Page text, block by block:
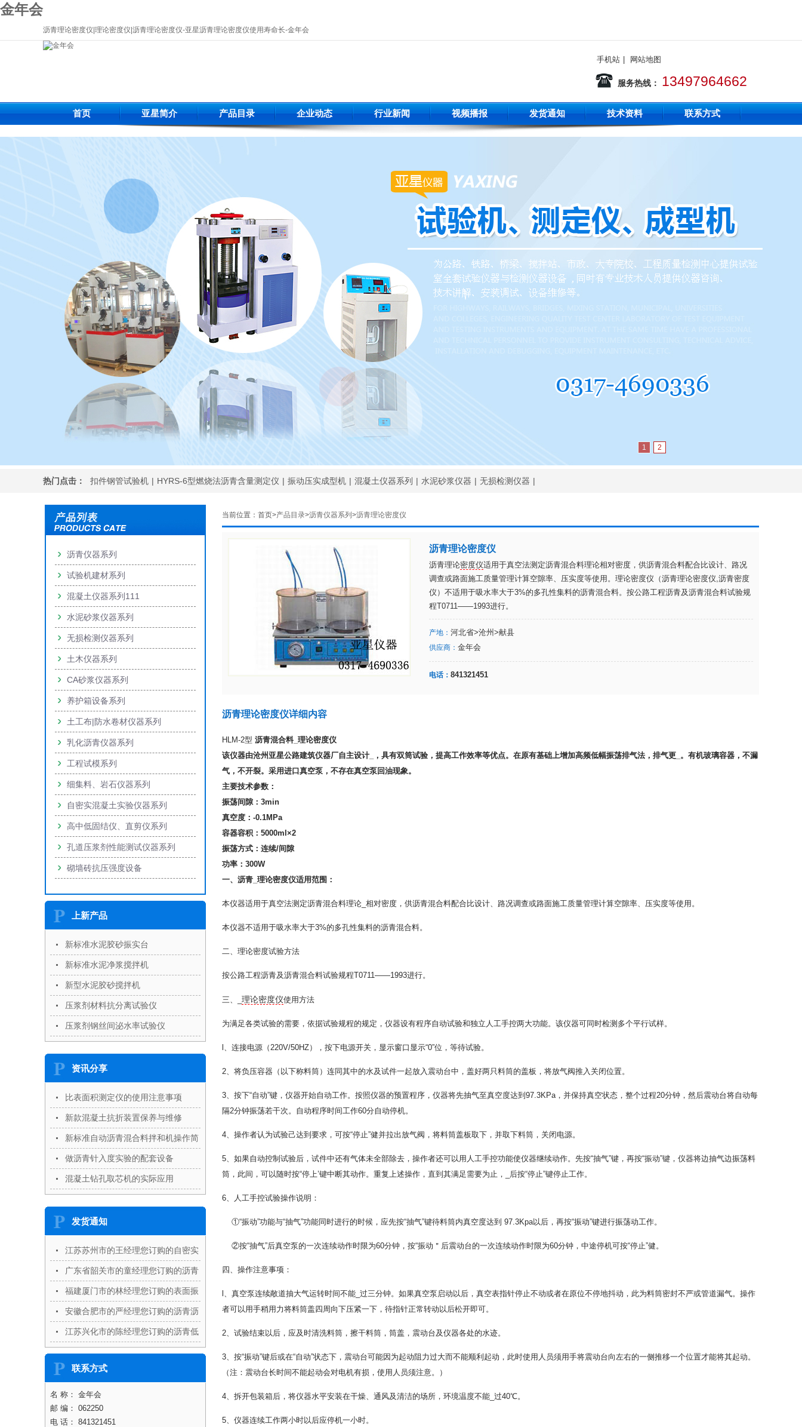
金年会
沥青理论密度仪|理论密度仪|沥青理论密度仪-亚星沥青理论密度仪使用寿命长-金年会
手机站 网站地图
服务热线： 13497964662
首页 亚星简介 产品目录 企业动态 行业新闻 视频播报 发货通知 技术资料 联系方式
1 2
热门点击： 扣件钢管试验机 | HYRS-6型燃烧法沥青含量测定仪 | 振动压实成型机 | 混凝土仪器系列 | 水泥砂浆仪器 | 无损检测仪器 |
当前位置： 首页>产品目录>沥青仪器系列 >沥青理论密度仪
沥青理论密度仪
沥青理论密度仪适用于真空法测定沥青混合料理论相对密度，供沥青混合料配合比设计、路况
调查或路面施工质量管理计算空隙率、压实度等使用。 理论密度仪 （沥青理论密度仪,沥青密度
仪）不适用于吸水率大于3%的多孔性集料的沥青混合料。按公路工程沥青及沥青混合料试验规
程T0711——1993进行。
产地： 河北省>沧州>献县
供应商： 金年会
电话： 841321451
沥青理论密度仪详细内容
HLM-2型 沥青混合料_ 理论密度仪
该仪器由沧州亚星公路建筑仪器厂自主设计_，具有双筒试验，提高工作效率等优点。在原有基础上增加高频低幅振荡排气法，排气更_。有机玻璃容器，不漏
气，不开裂。采用进口真空泵，不存在真空泵回油现象。
主要技术参数：
振荡间隙：3min
真空度：-0.1MPa
容器容积：5000ml×2
振荡方式：连续/间隙
功率：300W
一、沥青_ 理论密度仪适用范围：
本仪器适用于真空法测定沥青混合料理论_相对密度，供沥青混合料配合比设计、路况调查或路面施工质量管理计算空隙率、压实度等使用。
本仪器不适用于吸水率大于3%的多孔性集料的沥青混合料。
二、理论密度试验方法
按公路工程沥青及沥青混合料试验规程T0711——1993进行。
三、_ 理论密度仪使用方法
为满足各类试验的需要，依据试验规程的规定，仪器设有程序自动试验和独立人工手控两大功能。该仪器可同时检测多个平行试样。
l、连接电源（220V/50HZ），按下电源开关，显示窗口显示“0”位，等待试验。
2、将负压容器（以下称料筒）连同其中的水及试件一起放入震动台中，盖好两只料筒的盖板，将放气阀推入关闭位置。
3、按下“自动”键，仪器开始自动工作。按照仪器的预置程序，仪器将先抽气至真空度达到97.3KPa，并保持真空状态，整个过程20分钟，然后震动台将自动每
隔2分钟振荡若干次。自动程序时间工作60分自动停机。
4、操作者认为试验己达到要求，可按“停止”健并拉出放气阀，将料筒盖板取下，并取下料筒，关闭电源。
5、如果自动控制试验后，试件中还有气体未全部除去，操作者还可以用人工手控功能使仪器继续动作。先按“抽气”键，再按“振动”键，仪器将边抽气边振荡料
筒，此间，可以随时按“停上’键中断其动作。重复上述操作，直到其满足需要为止，_后按“停止”键停止工作。
6、人工手控试验操作说明：
①“振动”功能与“抽气”功能同时进行的时候，应先按“抽气”键待料筒内真空度达到 97.3Kpa以后，再按“振动”键进行振荡动工作。
②按“抽气”后真空泵的一次连续动作时限为60分钟，按“振动＂后震动台的一次连续动作时限为60分钟，中途停机可按“停止”健。
四、操作注意事项：
l、真空泵连续敞道抽大气运转时间不能_过三分钟。如果真空泵启动以后，真空表指针停止不动或者在原位不停地抖动，此为料筒密封不严或管道漏气。操作
者可以用手稍用力将料筒盖四周向下压紧一下，待指针正常转动以后松开即可。
2、试验结束以后，应及时清洗料筒，擦干料筒，筒盖，震动台及仪器各处的水迹。
3、按“振动”键后或在“自动”状态下，震动台可能因为起动阻力过大而不能顺利起动，此时使用人员须用手将震动台向左右的一侧推移一个位置才能将其起动。
（注：震动台长时间不能起动会对电机有损，使用人员须注意。）
4、拆开包装箱后，将仪器水平安装在干燥、通风及清洁的场所，环境温度不能_过40℃。
5、仪器连续工作两小时以后应停机一小时。
沥青仪器系列
试验机建材系列
混凝土仪器系列111
水泥砂浆仪器系列
无损检测仪器系列
土木仪器系列
CA砂浆仪器系列
养护箱设备系列
土工布|防水卷材仪器系列
乳化沥青仪器系列
工程试模系列
细集料、岩石仪器系列
自密实混凝土实验仪器系列
高中低固结仪、直剪仪系列
孔道压浆剂性能测试仪器系列
砌墙砖抗压强度设备
上新产品
新标准水泥胶砂振实台
新标准水泥净浆搅拌机
新型水泥胶砂搅拌机
压浆剂材料抗分离试验仪
压浆剂钢丝间泌水率试验仪
资讯分享
比表面积测定仪的使用注意事项
新款混凝土抗折装置保养与维修
新标准自动沥青混合料拌和机操作简
单
做沥青针入度实验的配套设备
混凝土钻孔取芯机的实际应用
发货通知
江苏苏州市的王经理您订购的自密实
混凝土U型箱,自密实混凝土L型仪,自
密实混凝土V型漏斗等设备已发出
广东省韶关市的童经理您订购的沥青
抽提仪,沥青针入度仪,沥青延伸度仪
等设备已发出
福建厦门市的林经理您订购的表面振
动压实试验仪,钢构件镀锌层附着性
能测定仪等设备已发出
安徽合肥市的严经理您订购的沥青沥
青动力粘度计,阳__化仪,储存稳定性
测定仪等设备已发出
江苏兴化市的陈经理您订购的沥青低
度试验机等设备已发出
联系方式
名 称： 金年会
邮 编： 062250
电 话： 841321451
亚星公路建筑仪器欢迎您
亚星公路建筑仪器欢迎您